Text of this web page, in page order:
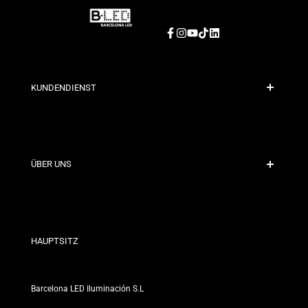
Facebook
Instagram
YouTube
TikTokLinkedIn
KUNDENDIENST
Kontakt
ÜBER UNS
Unsere Geschäfte
HAUPTSITZ
Barcelona LED Iluminación S.L